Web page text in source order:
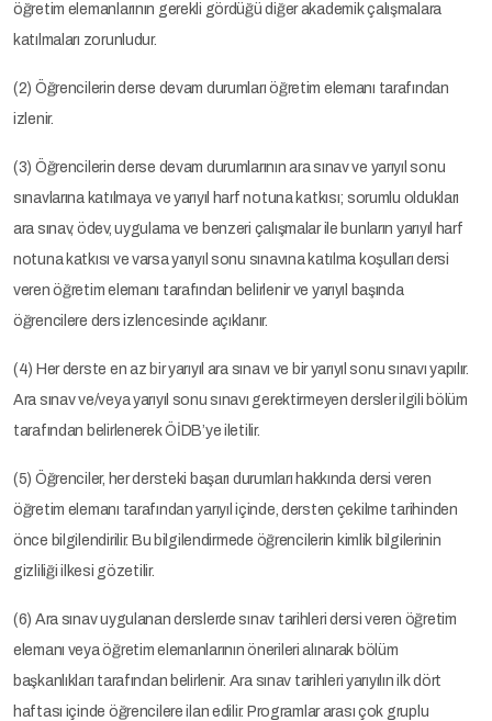
öğretim elemanlarının gerekli gördüğü diğer akademik çalışmalara
katılmaları zorunludur.
(2) Öğrencilerin derse devam durumları öğretim elemanı tarafından
izlenir.
(3) Öğrencilerin derse devam durumlarının ara sınav ve yarıyıl sonu
sınavlarına katılmaya ve yarıyıl harf notuna katkısı; sorumlu oldukları
ara sınav, ödev, uygulama ve benzeri çalışmalar ile bunların yarıyıl harf
notuna katkısı ve varsa yarıyıl sonu sınavına katılma koşulları dersi
veren öğretim elemanı tarafından belirlenir ve yarıyıl başında
öğrencilere ders izlencesinde açıklanır.
(4) Her derste en az bir yarıyıl ara sınavı ve bir yarıyıl sonu sınavı yapılır.
Ara sınav ve/veya yarıyıl sonu sınavı gerektirmeyen dersler ilgili bölüm
tarafından belirlenerek ÖİDB’ye iletilir.
(5) Öğrenciler, her dersteki başarı durumları hakkında dersi veren
öğretim elemanı tarafından yarıyıl içinde, dersten çekilme tarihinden
önce bilgilendirilir. Bu bilgilendirmede öğrencilerin kimlik bilgilerinin
gizliliği ilkesi gözetilir.
(6) Ara sınav uygulanan derslerde sınav tarihleri dersi veren öğretim
elemanı veya öğretim elemanlarının önerileri alınarak bölüm
başkanlıkları tarafından belirlenir. Ara sınav tarihleri yarıyılın ilk dört
haftası içinde öğrencilere ilan edilir. Programlar arası çok gruplu